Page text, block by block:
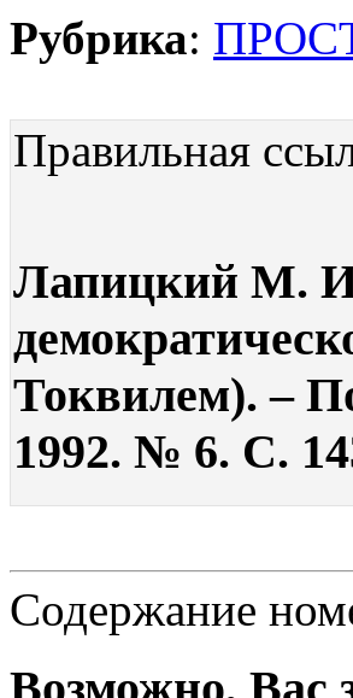
Рубрика:
Правильная
Лапицкий М.
Токвилем). –
1992. № 6. С.
Содержание